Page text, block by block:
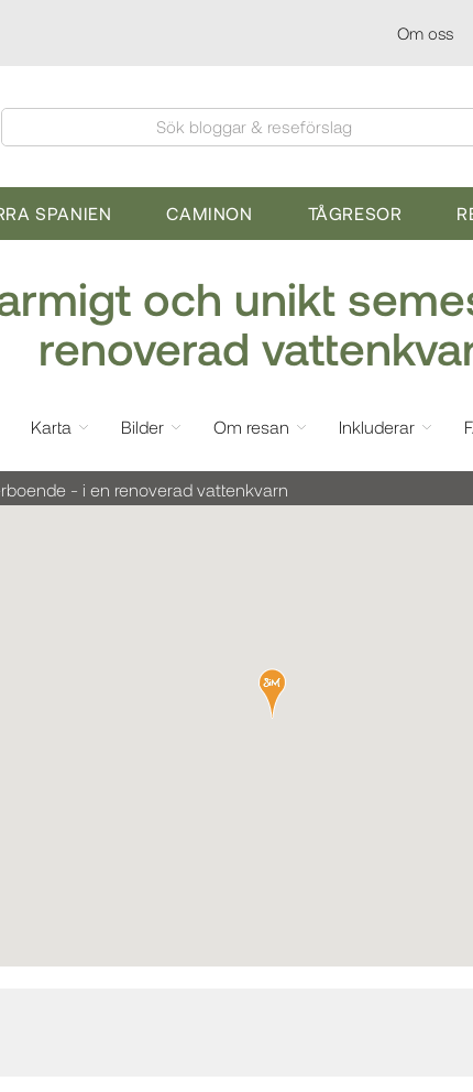
Om oss
Sök bloggar & reseförslag
SPANIEN CAMINON TÅGRESOR
och unikt
renoverad
Karta Bilder Om resan Inkluderar
- i en renoverad vattenkvarn